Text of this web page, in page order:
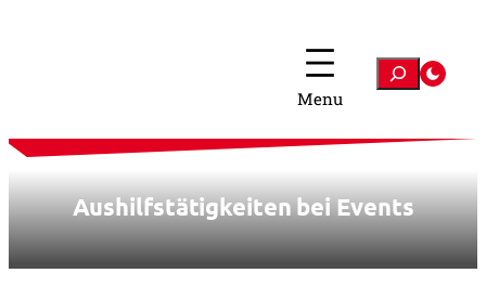
Suchen
Aushilfstätigkeiten bei Events